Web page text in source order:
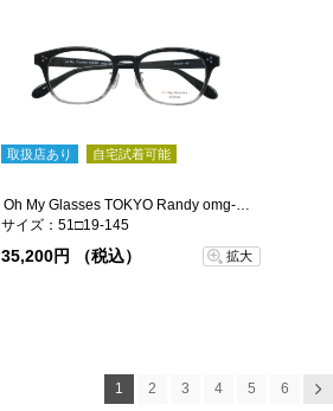
取扱店あり 自宅試着可能
サイズ：51□19-145
35,200円 （税込） 拡大
1 2 3 4 5 6